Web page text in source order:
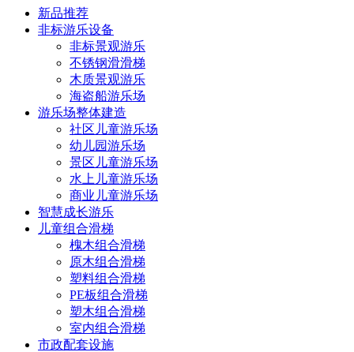
新品推荐
非标游乐设备
非标景观游乐
不锈钢滑滑梯
木质景观游乐
海盗船游乐场
游乐场整体建造
社区儿童游乐场
幼儿园游乐场
景区儿童游乐场
水上儿童游乐场
商业儿童游乐场
智慧成长游乐
儿童组合滑梯
槐木组合滑梯
原木组合滑梯
塑料组合滑梯
PE板组合滑梯
塑木组合滑梯
室内组合滑梯
市政配套设施